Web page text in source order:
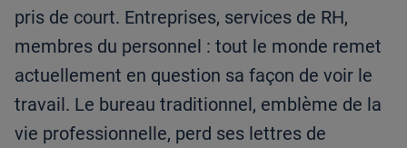
pris de court. Entreprises, services de RH,
membres du personnel : tout le monde remet
actuellement en question sa façon de voir le
travail. Le bureau traditionnel, emblème de la
vie professionnelle, perd ses lettres de